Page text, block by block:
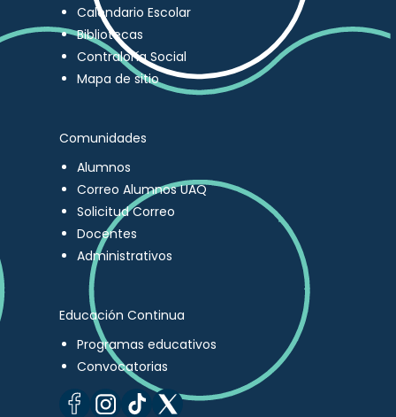
Calendario Escolar
Bibliotecas
Contraloría Social
Mapa de sitio
Comunidades
Alumnos
Correo Alumnos UAQ
Solicitud Correo
Docentes
Administrativos
Educación Continua
Programas educativos
Convocatorias